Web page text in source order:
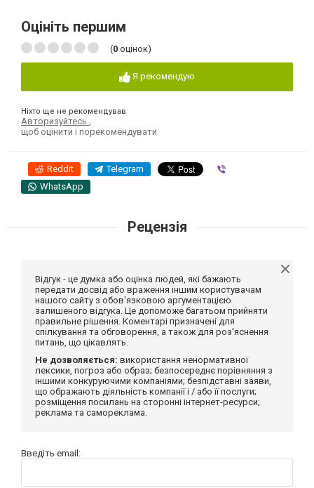
Оцініть першим
(0 оцінок)
Я рекомендую
Ніхто ще не рекомендував
Авторизуйтесь
щоб оцінити і порекомендувати
Reddit Telegram
WhatsApp
Рецензія
Відгук - це думка або оцінка людей, які бажають
передати досвід або враження іншим користувачам
нашого сайту з обов'язковою аргументацією
залишеного відгука. Це допоможе багатьом прийняти
правильне рішення. Коментарі призначені для
спілкування та обговорення, а також для роз'яснення
питань, що цікавлять.
Не дозволяється: використання ненормативної
лексики, погроз або образ; безпосереднє порівняння з
іншими конкуруючими компаніями; безпідставні заяви,
що ображають діяльність компанії і / або її послуги;
розміщення посилань на сторонні інтернет-ресурси;
реклама та самореклама.
Введіть email: